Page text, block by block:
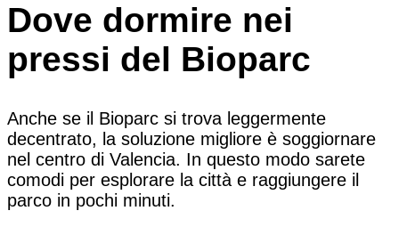
Dove dormire nei
pressi del Bioparc
Anche se il Bioparc si trova leggermente
decentrato, la soluzione migliore è soggiornare
nel centro di Valencia. In questo modo sarete
comodi per esplorare la città e raggiungere il
parco in pochi minuti.